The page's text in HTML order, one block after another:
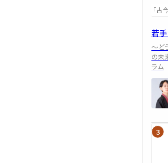
「古
若
～ど
の未
ラム